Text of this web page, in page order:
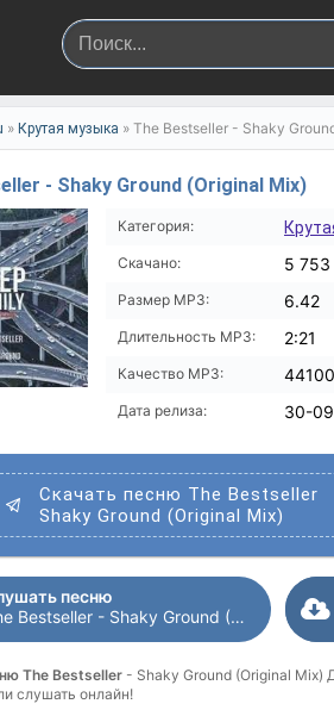
» Крутая музыка » The Bestseller - Shaky
- Shaky Ground (Original Mix)
Категория:
Скачано: 5 753
Размер MP3: 6.42
Длительность MP3: 2:21
Качество MP3:
Дата релиза: 30-
Скачать песню The Bestseller
Shaky Ground (Original Mix)
песню
The Bestseller - Shaky Ground (Original Mix)
The Bestseller - Shaky Ground (Original Mix)
слушать онлайн!